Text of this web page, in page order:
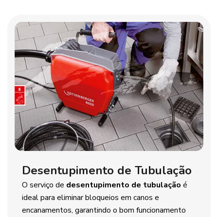
Desentupimento de Tubulação
O serviço de desentupimento de tubulação é
ideal para eliminar bloqueios em canos e
encanamentos, garantindo o bom funcionamento